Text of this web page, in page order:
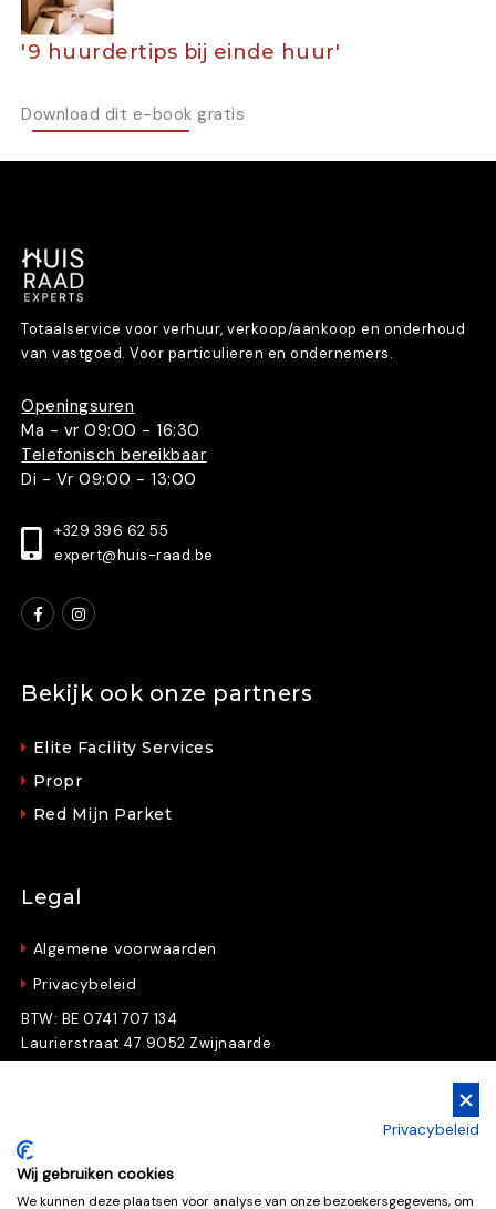
'9 huurdertips bij einde huur'
Download dit e-book gratis
Totaalservice voor verhuur, verkoop/aankoop en onderhoud
van vastgoed. Voor particulieren en ondernemers.
Openingsuren
Ma - vr 09:00 - 16:30
Telefonisch bereikbaar
Di - Vr 09:00 - 13:00
+329 396 62 55
expert@huis-raad.be
Bekijk ook onze partners
Elite Facility Services
Propr
Red Mijn Parket
Legal
Algemene voorwaarden
Privacybeleid
BTW: BE 0741 707 134
Laurierstraat 47 9052 Zwijnaarde
Download nu gratis e-books en whitepapers
Privacybeleid
Wij gebruiken cookies
We kunnen deze plaatsen voor analyse van onze bezoekersgegevens, om